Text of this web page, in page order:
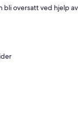
bli oversatt ved hjelp av